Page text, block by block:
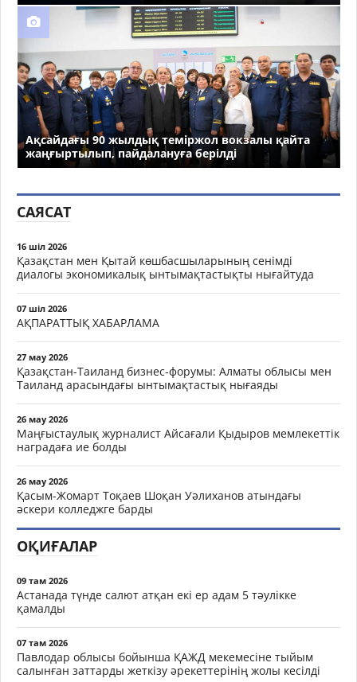
Ақсайдағы 90 жылдық теміржол вокзалы қайта
жаңғыртылып, пайдалануға берілді
САЯСАТ
16 шіл 2026
Қазақстан мен Қытай көшбасшыларының сенімді
диалогы экономикалық ынтымақтастықты нығайтуда
07 шіл 2026
АҚПАРАТТЫҚ ХАБАРЛАМА
27 мау 2026
Қазақстан-Таиланд бизнес-форумы: Алматы облысы мен
Таиланд арасындағы ынтымақтастық нығаяды
26 мау 2026
Маңғыстаулық журналист Айсағали Қыдыров мемлекеттік
наградаға ие болды
26 мау 2026
Қасым-Жомарт Тоқаев Шоқан Уәлиханов атындағы
әскери колледжге барды
ОҚИҒАЛАР
09 там 2026
Астанада түнде салют атқан екі ер адам 5 тәулікке
қамалды
07 там 2026
Павлодар облысы бойынша ҚАЖД мекемесіне тыйым
салынған заттарды жеткізу әрекеттерінің жолы кесілді